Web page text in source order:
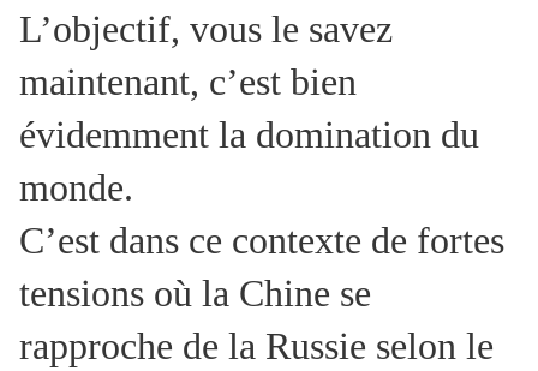
L’objectif, vous le savez
maintenant, c’est bien
évidemment la domination du
monde.
C’est dans ce contexte de fortes
tensions où la Chine se
rapproche de la Russie selon le